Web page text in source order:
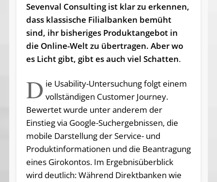
Sevenval Consulting ist klar zu erkennen,
dass klassische Filialbanken bemüht
sind, ihr bisheriges Produktangebot in
die Online-Welt zu übertragen. Aber wo
es Licht gibt, gibt es auch viel Schatten.
D ie Usability-Untersuchung folgt einem
vollständigen Customer Journey.
Bewertet wurde unter anderem der
Einstieg via Google-Suchergebnissen, die
mobile Darstellung der Service- und
Produktinformationen und die Beantragung
eines Girokontos. Im Ergebnisüberblick
wird deutlich: Während Direktbanken wie